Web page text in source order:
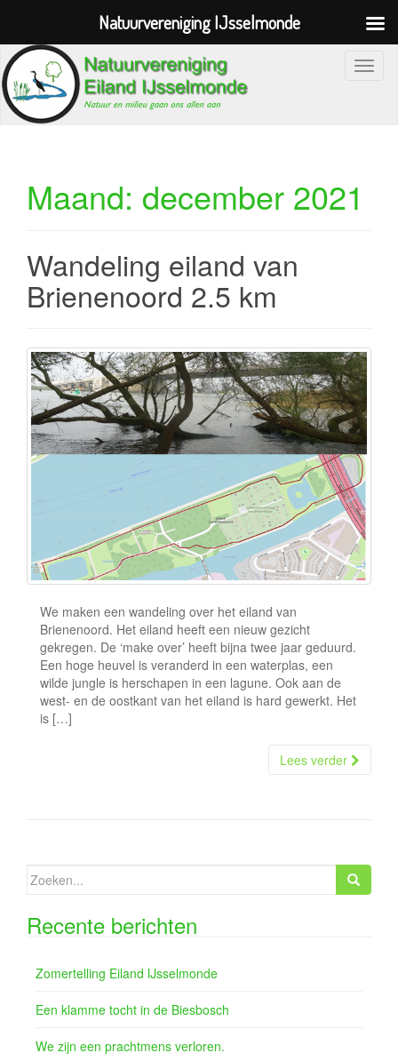
S
t
i
e
Maand: december 2021
Wandeling eiland van
Brienenoord 2.5 km
We maken een wandeling over het eiland van
Brienenoord. Het eiland heeft een nieuw gezicht
gekregen. De ‘make over’ heeft bijna twee jaar geduurd.
Een hoge heuvel is veranderd in een waterplas, een
wilde jungle is herschapen in een lagune. Ook aan de
west- en de oostkant van het eiland is hard gewerkt. Het
is […]
Lees verder
Zoeken
naar:
Recente berichten
Zomertelling Eiland IJsselmonde
Een klamme tocht in de Biesbosch
We zijn een prachtmens verloren.
Natuurvereniging IJsselmonde